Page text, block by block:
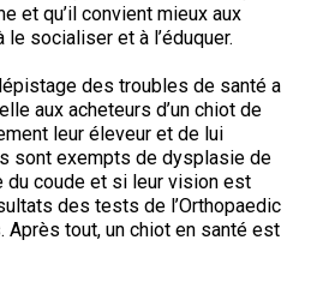
épagneuls de chasse
- 2023
- 2022
troupeau - 2022
- 2022
- 2020
troupeau - 2020
- 2020
2021
troupeau - 2021
- 2019
2019
- 2018
- 2018
formulaires imprimables
et qu’il convient mieux aux
le socialiser et à l’éduquer.
des troubles de santé a
aux acheteurs d’un chiot de
leur éleveur et de lui
sont exempts de dysplasie de
du coude et si leur vision est
des tests de l’Orthopaedic
Après tout, un chiot en santé est